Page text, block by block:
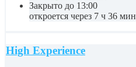
Закрыто до 13:00
откроется через 7 ч 36 мин
High Experience